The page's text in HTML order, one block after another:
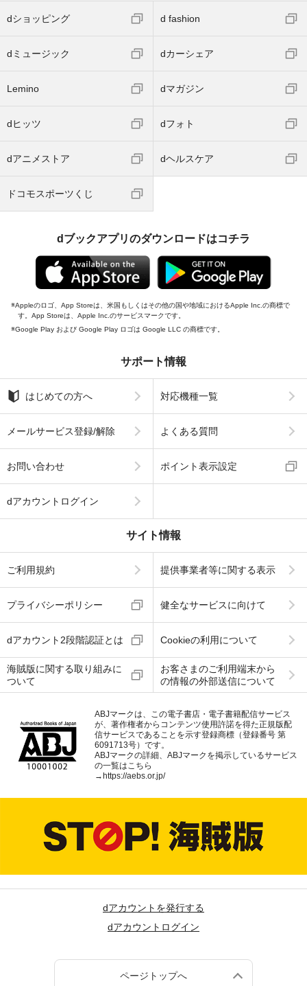
dショッピング d fashion
dミュージック dカーシェア
Lemino dマガジン
dヒッツ dフォト
dアニメストア dヘルスケア
ドコモスポーツくじ
dブックアプリのダウンロードはコチラ
Appleのロゴ、App Storeは、米国もしくはその他の国や地域におけるApple Inc.の商標で
す。App Storeは、Apple Inc.のサービスマークです。
Google Play および Google Play ロゴは Google LLC の商標です。
サポート情報
はじめての方へ 対応機種一覧
メールサービス登録/解除 よくある質問
お問い合わせ ポイント表示設定
dアカウントログイン
サイト情報
ご利用規約 提供事業者等に関する表示
プライバシーポリシー 健全なサービスに向けて
dアカウント2段階認証とは Cookieの利用について
海賊版に関する取り組みに
ついて
お客さまのご利用端末から
の情報の外部送信について
ABJマークは、この電子書店・電子書籍配信サービス
が、著作権者からコンテンツ使用許諾を得た正規版配
信サービスであることを示す登録商標（登録番号 第
6091713号）です。
ABJマークの詳細、ABJマークを掲示しているサービス
の一覧はこちら
→ https://aebs.or.jp/
dアカウントを発行する
dアカウントログイン
ページトップへ